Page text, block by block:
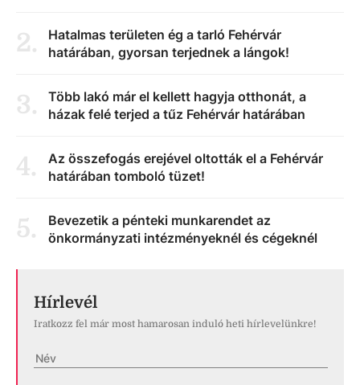
2.
Hatalmas területen ég a tarló Fehérvár
határában, gyorsan terjednek a lángok!
3.
Több lakó már el kellett hagyja otthonát, a
házak felé terjed a tűz Fehérvár határában
4.
Az összefogás erejével oltották el a Fehérvár
határában tomboló tüzet!
5.
Bevezetik a pénteki munkarendet az
önkormányzati intézményeknél és cégeknél
Hírlevél
Iratkozz fel már most hamarosan induló heti hírlevelünkre!